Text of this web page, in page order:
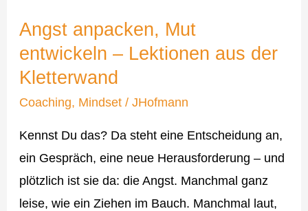
Angst anpacken, Mut
entwickeln – Lektionen aus der
Kletterwand
Coaching, Mindset /JHofmann
Kennst Du das? Da steht eine Entscheidung an,
ein Gespräch, eine neue Herausforderung – und
plötzlich ist sie da: die Angst. Manchmal ganz
leise, wie ein Ziehen im Bauch. Manchmal laut,
Mut
entwickeln
–
Lektionen
der
Kletterwand